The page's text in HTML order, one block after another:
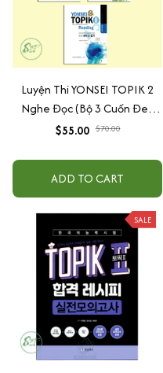
Luyện Thi YONSEI TOPIK 2
Nghe Đọc (Bộ 3 Cuốn Đen
Trắng)
$55.00 $70.00
ADD TO CART
SALE